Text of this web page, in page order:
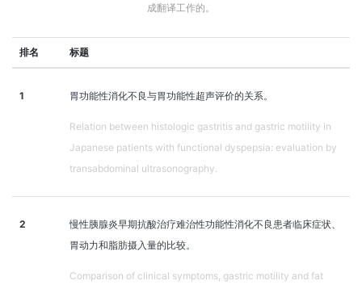
成翻译工作的。
排名 标题
1 胃功能性消化不良与胃功能性超声评价的关系。
Relation between histologic gastritis and gastric motility in
Japanese patients with functional dyspepsia: evaluation by
transabdominal ultrasonography.
2
慢性胰腺炎早期抗酸治疗难治性功能性消化不良患者临床症状、
胃动力和脂肪摄入量的比较。
Comparison of clinical symptoms, gastric motility and fat